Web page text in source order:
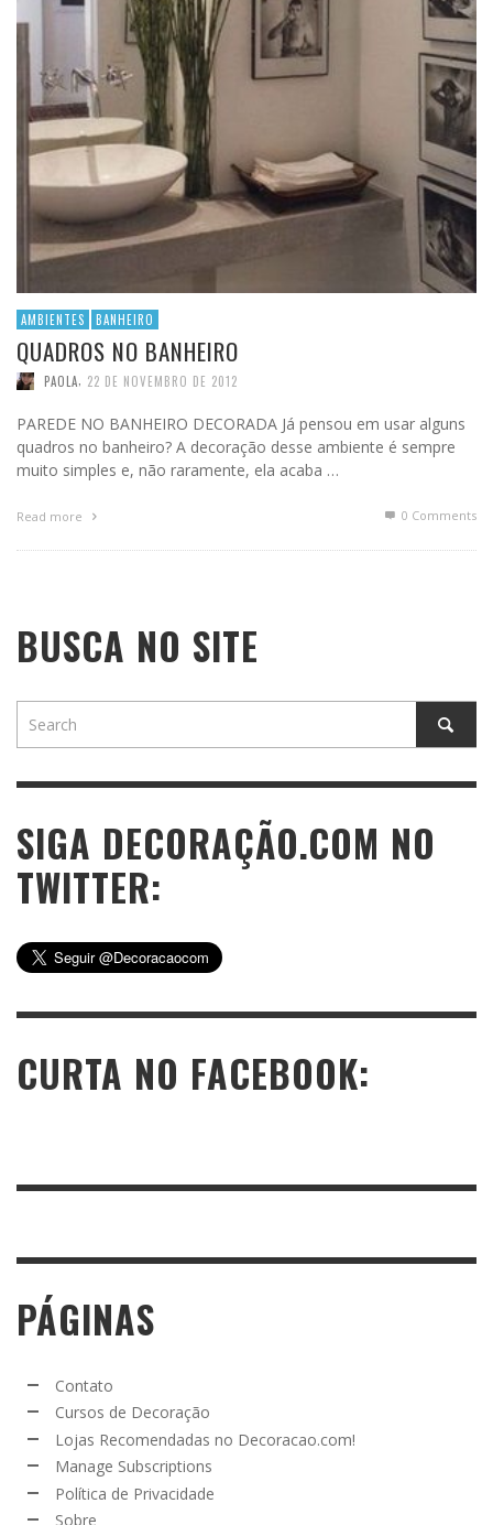
AMBIENTES BANHEIRO
QUADROS NO BANHEIRO
PAOLA, 22 DE NOVEMBRO DE 2012
PAREDE NO BANHEIRO DECORADA Já pensou em usar alguns
quadros no banheiro? A decoração desse ambiente é sempre
muito simples e, não raramente, ela acaba …
Read more 0 Comments
BUSCA NO SITE
SIGA DECORAÇÃO.COM NO
TWITTER:
CURTA NO FACEBOOK:
PÁGINAS
Contato
Cursos de Decoração
Lojas Recomendadas no Decoracao.com!
Manage Subscriptions
Política de Privacidade
Sobre